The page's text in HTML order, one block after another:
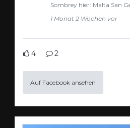
Sombrey hier: Malta San
1 Monat 2 Wochen vor
4 2
Auf Facebook ansehen